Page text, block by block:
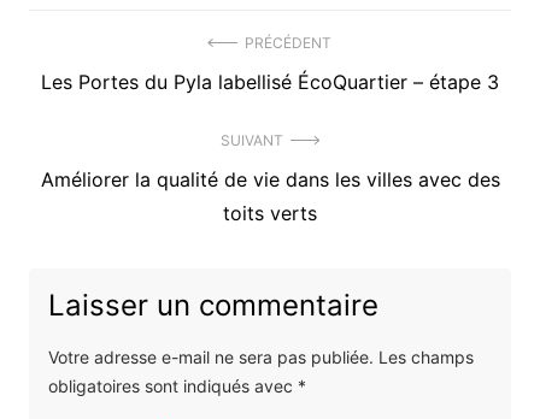
de
PRÉCÉDENT
Précédent
Les Portes du Pyla labellisé ÉcoQuartier – étape 3
SUIVANT
Article
Améliorer la qualité de vie dans les villes avec des
toits verts
Laisser un commentaire
Votre adresse e-mail ne sera pas publiée. Les champs
obligatoires sont indiqués avec *